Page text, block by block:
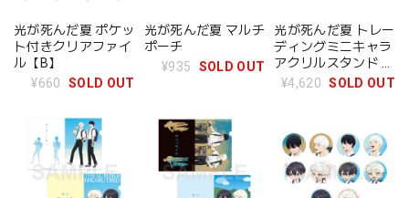
光が死んだ夏 ポケッ
ト付きクリアファイ
ル【B】
¥660
SOLD OUT
光が死んだ夏 マルチ
ポーチ
¥935
SOLD OUT
光が死んだ夏 トレー
ディングミニキャラ
アクリルスタンド 登
下校シリーズ
¥4,620 SOLD OUT